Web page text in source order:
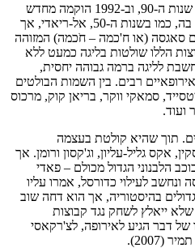
לבנון החלה לחזור לשגרה בתחילת שנות ה-90, וב-1992 הוקמה מחדש
הליגה. בשנותיה הראשונות שלטה בה, כמו בשנות ה-50, אל-ריאדי, אך
סאגסה (או ח'כמה – חֹכמה) המזוהה
הללו שולטות בליגה כמעט ללא
לליגה ברמה גבוהה יחסית,
רבים. בין השמות הבולטים
סמאקי ווקר, בריאן קוק, מרכוס
ועוד.
תוך שהיא קולטת בעצמה
אקס גליל-עליון, וג'קסון ורומן. אך
הלבנוני הגדול מכולם – פאדי
לעילוי כדורסל, אמרו עליו
בהיסטוריה, אך הוא דחה שוב
ייאלץ לשחק נגד קבוצות
של דבר הגיע לאירופה, לצ'רקאסי
(2007).